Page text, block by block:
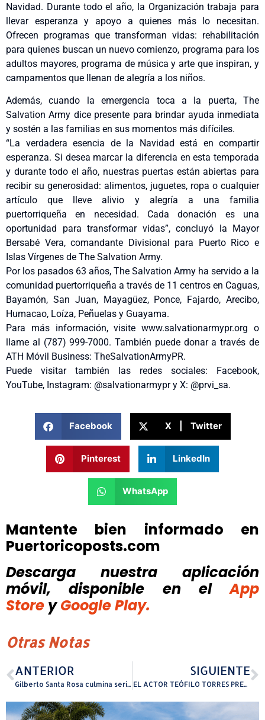
Navidad. Durante todo el año, la Organización trabaja para
llevar esperanza y apoyo a quienes más lo necesitan.
Ofrecen programas que transforman vidas: rehabilitación
para quienes buscan un nuevo comienzo, programa para los
adultos mayores, programa de música y arte que inspiran, y
campamentos que llenan de alegría a los niños.
Además, cuando la emergencia toca a la puerta, The
Salvation Army dice presente para brindar ayuda inmediata
y sostén a las familias en sus momentos más difíciles.
“La verdadera esencia de la Navidad está en compartir
esperanza. Si desea marcar la diferencia en esta temporada
y durante todo el año, nuestras puertas están abiertas para
recibir su generosidad: alimentos, juguetes, ropa o cualquier
artículo que lleve alivio y alegría a una familia
puertorriqueña en necesidad. Cada donación es una
oportunidad para transformar vidas”, concluyó la Mayor
Bersabé Vera, comandante Divisional para Puerto Rico e
Islas Vírgenes de The Salvation Army.
Por los pasados 63 años, The Salvation Army ha servido a la
comunidad puertorriqueña a través de 11 centros en Caguas,
Bayamón, San Juan, Mayagüez, Ponce, Fajardo, Arecibo,
Humacao, Loíza, Peñuelas y Guayama.
Para más información, visite www.salvationarmypr.org o
llame al (787) 999-7000. También puede donar a través de
ATH Móvil Business: TheSalvationArmyPR.
Puede visitar también las redes sociales: Facebook,
YouTube, Instagram: @salvationarmypr y X: @prvi_sa.
Facebook X | Twitter
Pinterest LinkedIn
WhatsApp
Mantente bien informado en
Puertoricoposts.com
Descarga nuestra aplicación
móvil, disponible
en el
App
Store y Google Play.
Otras Notas
ANTERIOR
Gilberto Santa Rosa culmina serie de conciertos navideños en España
SIGUIENTE
EL ACTOR TEÓFILO TORRES PRESENTA ¡Pateco en Navidad fúnebre!